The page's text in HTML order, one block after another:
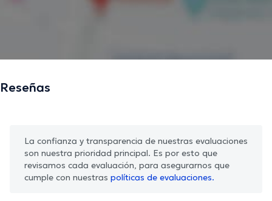
Reseñas
La confianza y transparencia de nuestras evaluaciones
son nuestra prioridad principal. Es por esto que
revisamos cada evaluación, para asegurarnos que
cumple con nuestras políticas de evaluaciones.